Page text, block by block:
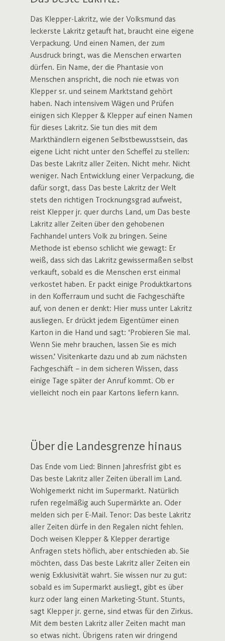
Das Klepper-Lakritz, wie der Volksmund das
leckerste Lakritz getauft hat, braucht eine eigene
Verpackung. Und einen Namen, der zum
Ausdruck bringt, was die Menschen erwarten
dürfen. Ein Name, der die Phantasie von
Menschen anspricht, die noch nie etwas von
Klepper sr. und seinem Marktstand gehört
haben. Nach intensivem Wägen und Prüfen
einigen sich Klepper & Klepper auf einen Namen
für dieses Lakritz. Sie tun dies mit dem
Markthändlern eigenen Selbstbewusstsein, das
eigene Licht nicht unter den Scheffel zu stellen:
Das beste Lakritz aller Zeiten. Nicht mehr. Nicht
weniger. Nach Entwicklung einer Verpackung, die
dafür sorgt, dass Das beste Lakritz der Welt
stets den richtigen Trocknungsgrad aufweist,
reist Klepper jr. quer durchs Land, um Das beste
Lakritz aller Zeiten über den gehobenen
Fachhandel unters Volk zu bringen. Seine
Methode ist ebenso schlicht wie gewagt: Er
weiß, dass sich das Lakritz gewissermaßen selbst
verkauft, sobald es die Menschen erst einmal
verkostet haben. Er packt einige Produktkartons
in den Kofferraum und sucht die Fachgeschäfte
auf, von denen er denkt: Hier muss unter Lakritz
ausliegen. Er drückt jedem Eigentümer einen
Karton in die Hand und sagt: ‘Probieren Sie mal.
Wenn Sie mehr brauchen, lassen Sie es mich
wissen.’ Visitenkarte dazu und ab zum nächsten
Fachgeschäft – in dem sicheren Wissen, dass
einige Tage später der Anruf kommt. Ob er
vielleicht noch ein paar Kartons liefern kann.
Über die Landesgrenze hinaus
Das Ende vom Lied: Binnen Jahresfrist gibt es
Das beste Lakritz aller Zeiten überall im Land.
Wohlgemerkt nicht im Supermarkt. Natürlich
rufen regelmäßig auch Supermärkte an. Oder
melden sich per E-Mail. Tenor: Das beste Lakritz
aller Zeiten dürfe in den Regalen nicht fehlen.
Doch weisen Klepper & Klepper derartige
Anfragen stets höflich, aber entschieden ab. Sie
möchten, dass Das beste Lakritz aller Zeiten ein
wenig Exklusivität wahrt. Sie wissen nur zu gut:
sobald es im Supermarkt ausliegt, gibt es über
kurz oder lang einen Marketing-Stunt. Stunts,
sagt Klepper jr. gerne, sind etwas für den Zirkus.
Mit dem besten Lakritz aller Zeiten macht man
so etwas nicht. Übrigens raten wir dringend